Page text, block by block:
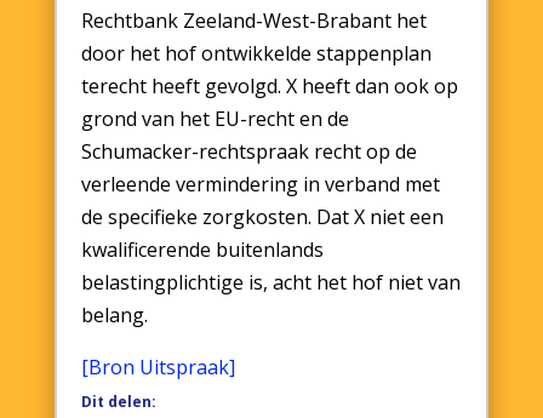
Rechtbank Zeeland-West-Brabant het
door het hof ontwikkelde stappenplan
terecht heeft gevolgd. X heeft dan ook op
grond van het EU-recht en de
Schumacker-rechtspraak recht op de
verleende vermindering in verband met
de specifieke zorgkosten. Dat X niet een
kwalificerende buitenlands
belastingplichtige is, acht het hof niet van
belang.
[Bron Uitspraak]
Dit delen: